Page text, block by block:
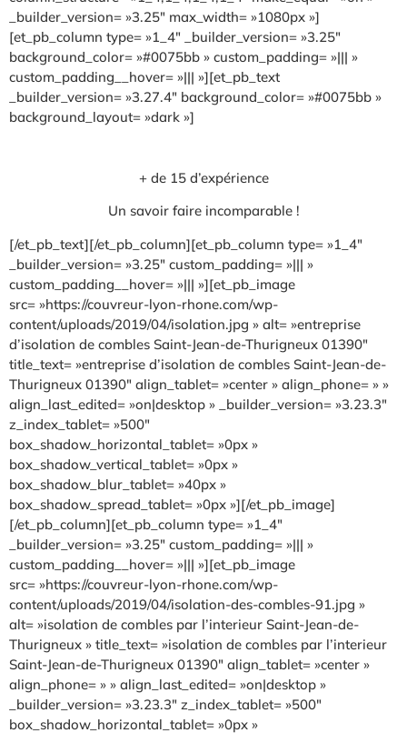
_builder_version= »3.25″ max_width= »1080px »]
[et_pb_column type= »1_4″ _builder_version= »3.25″
background_color= »#0075bb » custom_padding= »||| »
custom_padding__hover= »||| »][et_pb_text
_builder_version= »3.27.4″ background_color= »#0075bb »
background_layout= »dark »]
+ de 15 d’expérience
Un savoir faire incomparable !
[/et_pb_text][/et_pb_column][et_pb_column type= »1_4″
_builder_version= »3.25″ custom_padding= »||| »
custom_padding__hover= »||| »][et_pb_image
src= »https://couvreur-lyon-rhone.com/wp-
content/uploads/2019/04/isolation.jpg » alt= »entreprise
d’isolation de combles Saint-Jean-de-Thurigneux 01390″
title_text= »entreprise d’isolation de combles Saint-Jean-de-
Thurigneux 01390″ align_tablet= »center » align_phone= » »
align_last_edited= »on|desktop » _builder_version= »3.23.3″
z_index_tablet= »500″
box_shadow_horizontal_tablet= »0px »
box_shadow_vertical_tablet= »0px »
box_shadow_blur_tablet= »40px »
box_shadow_spread_tablet= »0px »][/et_pb_image]
[/et_pb_column][et_pb_column type= »1_4″
_builder_version= »3.25″ custom_padding= »||| »
custom_padding__hover= »||| »][et_pb_image
src= »https://couvreur-lyon-rhone.com/wp-
content/uploads/2019/04/isolation-des-combles-91.jpg »
alt= »isolation de combles par l’interieur Saint-Jean-de-
Thurigneux » title_text= »isolation de combles par l’interieur
Saint-Jean-de-Thurigneux 01390″ align_tablet= »center »
align_phone= » » align_last_edited= »on|desktop »
_builder_version= »3.23.3″ z_index_tablet= »500″
box_shadow_horizontal_tablet= »0px »